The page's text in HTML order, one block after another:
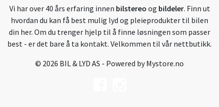
Vi har over 40 års erfaring innen bilstereo og bildeler. Finn ut
hvordan du kan få best mulig lyd og pleieprodukter til bilen
din her. Om du trenger hjelp til å finne løsningen som passer
best - er det bare å ta kontakt. Velkommen til vår nettbutikk.
© 2026 BIL & LYD AS - Powered byMystore.no